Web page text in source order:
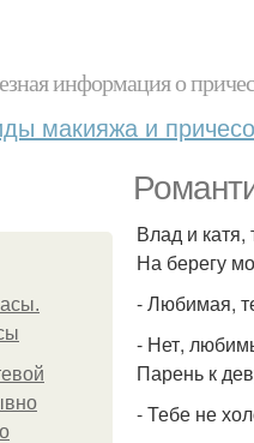
информация о
макияжа и
Влад и
На берегу
- Любимая,
- Нет,
Парень к
- Тебе не